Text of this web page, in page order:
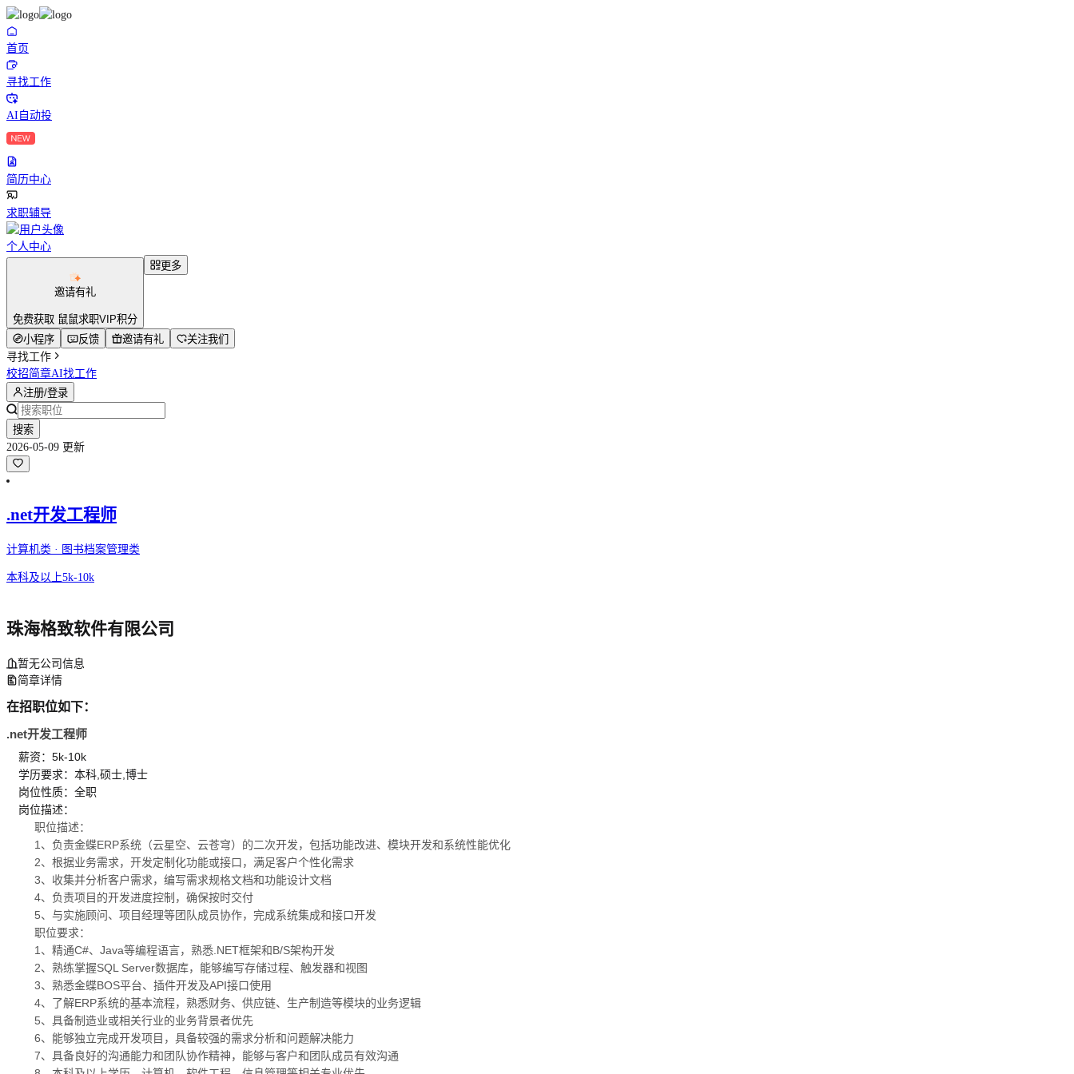
首页
寻找工作
AI自动投
简历中心
求职辅导
个人中心
邀请有礼
免费获取 鼠鼠求职VIP积分
更多
小程序 反馈 邀请有礼
关注我们
寻找工作
校招简章AI找工作
注册/登录
搜索
2026-05-09 更新
.net开发工程师
计算机类 · 图书档案管理类
本科及以上5k-10k
珠海格致软件有限公司
暂无公司信息
简章详情
在招职位如下：
.net开发工程师
薪资：5k-10k
学历要求：本科,硕士,博士
岗位性质：全职
岗位描述：
职位描述：
1、负责金蝶ERP系统（云星空、云苍穹）的二次开发，包括功能改进、模块开发和系统性能优化
2、根据业务需求，开发定制化功能或接口，满足客户个性化需求
3、收集并分析客户需求，编写需求规格文档和功能设计文档
4、负责项目的开发进度控制，确保按时交付
5、与实施顾问、项目经理等团队成员协作，完成系统集成和接口开发
职位要求：
1、精通C#、Java等编程语言，熟悉.NET框架和B/S架构开发
2、熟练掌握SQL Server数据库，能够编写存储过程、触发器和视图
3、熟悉金蝶BOS平台、插件开发及API接口使用
4、了解ERP系统的基本流程，熟悉财务、供应链、生产制造等模块的业务逻辑
5、具备制造业或相关行业的业务背景者优先
6、能够独立完成开发项目，具备较强的需求分析和问题解决能力
7、具备良好的沟通能力和团队协作精神，能够与客户和团队成员有效沟通